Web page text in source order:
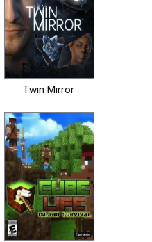
Twin Mirror